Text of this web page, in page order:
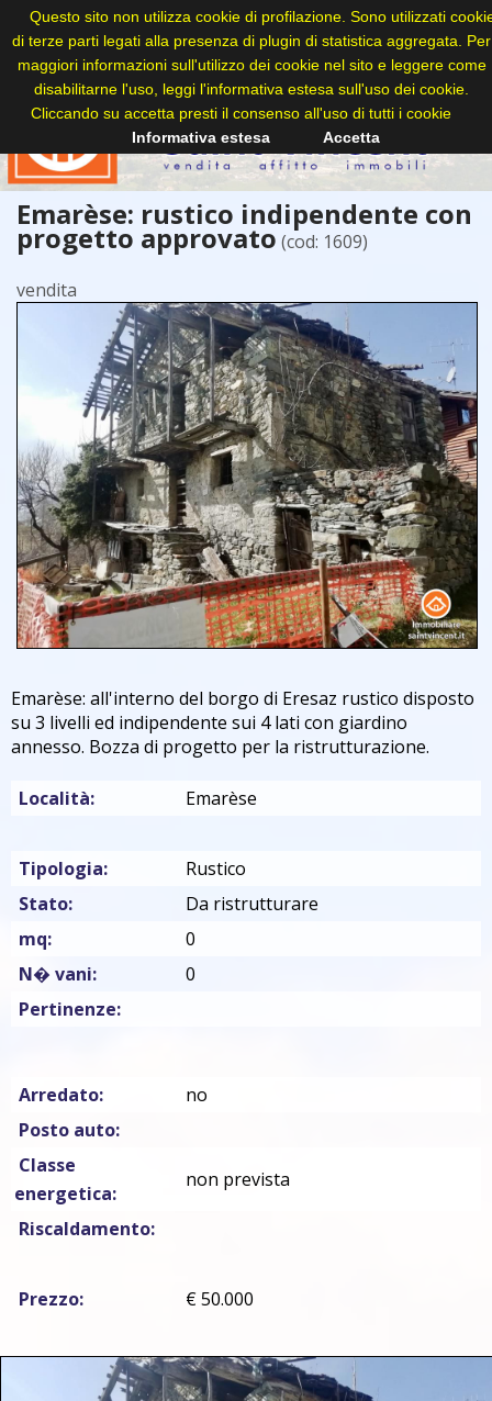
Emarèse: rustico indipendente con
progetto approvato (cod: 1609)
vendita
Emarèse: all'interno del borgo di Eresaz rustico disposto
su 3 livelli ed indipendente sui 4 lati con giardino
annesso. Bozza di progetto per la ristrutturazione.
Località: Emarèse
Tipologia:
Rustico
Stato:
Da ristrutturare
mq:
0
N� vani:
0
Pertinenze:
Arredato:
no
Posto auto:
Classe
energetica:
non prevista
Riscaldamento:
Prezzo: € 50.000
Questo sito non utilizza cookie di profilazione. Sono utilizzati
di terze parti legati alla presenza di plugin di statistica aggregata. Per
maggiori informazioni sull'utilizzo dei cookie nel sito e leggere come
disabilitarne l'uso, leggi l'informativa estesa sull'uso dei cookie.
Cliccando su accetta presti il consenso all'uso di tutti i cookie
Informativa estesa
Accetta